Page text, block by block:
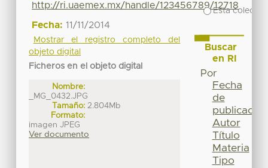
http://ri.uaemex.mx/handle/123456789/12718
Fecha: 11/11/2014
Mostrar el registro completo del
objeto digital
Ficheros en el objeto digital
Nombre:
_MG_0432.JPG
Tamaño: 2.804Mb
Formato:
imagen JPEG
Ver documento
Esta
Buscar
en RI
Por
Fecha
de
publicación
Autor
Título
Materia
Tipo